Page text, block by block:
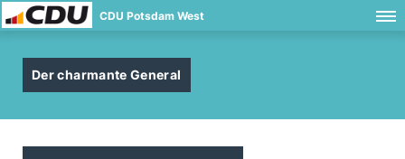
CDU Potsdam West
Der charmante General